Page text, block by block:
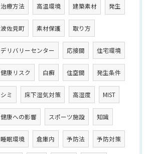
治療方法 高温環境 建築素材 発生
波佐見町 素材保護 取り方
デリバリーセンター 応接間 住宅環境
健康リスク 白癬 住空間 発生条件
シミ 床下湿気対策 高湿度 MIST
健康への影響 スポーツ施設 知識
睡眠環境 倉庫内 予防法 予防対策